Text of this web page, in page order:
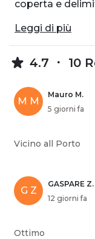
coperta e
Leggi di più
4.7 10
M M
Mauro M.
5 giorni fa
Vicino all Porto
G Z
GASPARE Z.
12 giorni fa
Ottimo